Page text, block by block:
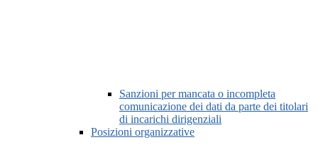
Sanzioni per mancata o incompleta
comunicazione dei dati da parte dei titolari
di incarichi dirigenziali
Posizioni organizzative